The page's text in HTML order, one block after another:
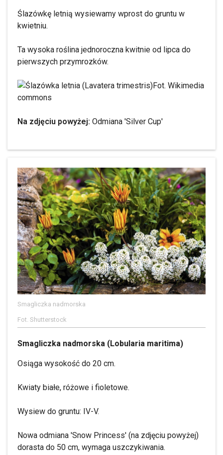
Ślazówkę letnią wysiewamy wprost do gruntu w
kwietniu.
Ta wysoka roślina jednoroczna kwitnie od lipca do
pierwszych przymrozków.
Fot. Wikimedia
commons
Na zdjęciu powyżej: Odmiana 'Silver Cup'
Smagliczka nadmorska
Fot. Shutterstock
Smagliczka nadmorska (Lobularia maritima)
Osiąga wysokość do 20 cm.
Kwiaty białe, różowe i fioletowe.
Wysiew do gruntu: IV-V.
Nowa odmiana 'Snow Princess' (na zdjęciu powyżej)
dorasta do 50 cm, wymaga uszczykiwania.